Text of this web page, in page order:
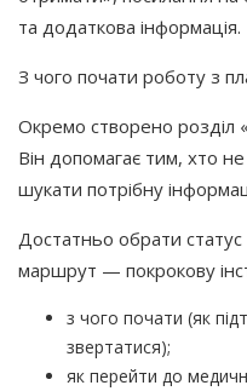
та додаткова інформація.
З чого почати роботу з
Окремо створено розділ
Він допомагає тим, хто
шукати потрібну
Достатньо обрати
маршрут — покрокову
з чого почати (як
звертатися);
як перейти до